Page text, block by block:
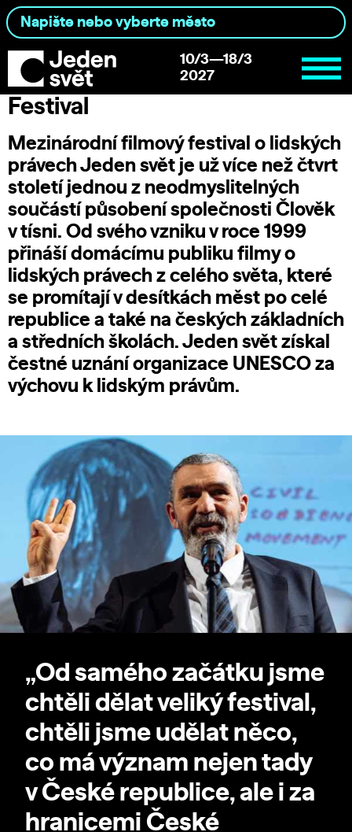
10/3—18/3
2027
Festival
Mezinárodní filmový festival o lidských
právech Jeden svět je už více než čtvrt
století jednou z neodmyslitelných
součástí působení společnosti Člověk
v tísni. Od svého vzniku v roce 1999
přináší domácímu publiku filmy o
lidských právech z celého světa, které
se promítají v desítkách měst po celé
republice a také na českých základních
a středních školách. Jeden svět získal
čestné uznání organizace UNESCO za
výchovu k lidským právům.
„Od samého začátku jsme
chtěli dělat veliký festival,
chtěli jsme udělat něco,
co má význam nejen tady
v České republice, ale i za
hranicemi České